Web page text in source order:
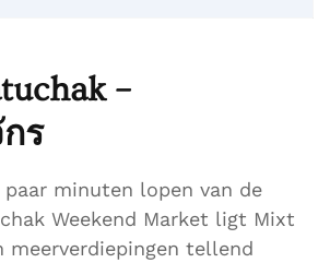
–
ร
paar minuten lopen van de
Weekend Market ligt Mixt
meerverdiepingen tellend